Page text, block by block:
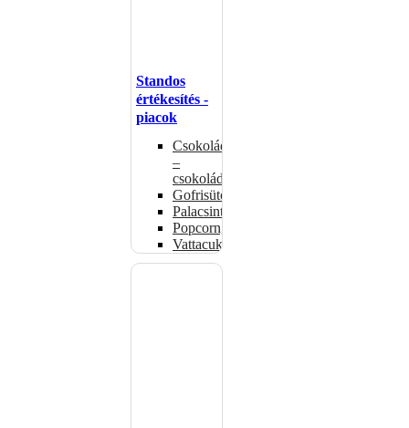
Standos
értékesítés -
piacok
Csokoládémelegítők
–
csokoládéadagolók
Gofrisütők
Palacsintasütők
Popcorngépek
Vattacukorgép